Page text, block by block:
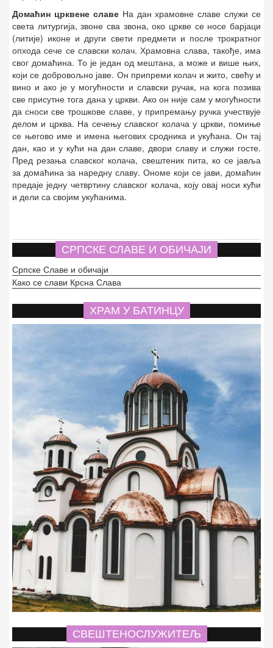
Домаћин црквене славеНа дан храмовне славе служи се
света литургија, звоне сва звона, око цркве се носе барјаци
(литије) иконе и други свети предмети и после трократног
опхода сече се славски колач. Храмовна слава, такође, има
свог домаћина. То је један од мештана, а може и више њих,
који се добровољно јаве. Он припреми колач и жито, свећу и
вино и ако је у могућности и славски ручак, на кога позива
све присутне тога дана у цркви. Ако он није сам у могућности
да сноси све трошкове славе, у припремању ручка учествује
делом и црква. На сечењу славског колача у цркви, помиње
се његово име и имена његових сродника и укућана. Он тај
дан, као и у кући на дан славе, двори славу и служи госте.
Пред резања славског колача, свештеник пита, ко се јавља
за домаћина за наредну славу. Ономе који се јави, домаћин
предаје једну четвртину славског колача, коју овај носи кући
и дели са својим укућанима.
СРПСКЕ СЛАВЕ И ОБИЧАЈИ
Српске Славе и обичаји
Како се слави Крсна Слава
ХРАМ У БАТИНЦУ
СВЕШТЕНОСЛУЖИТЕЉ